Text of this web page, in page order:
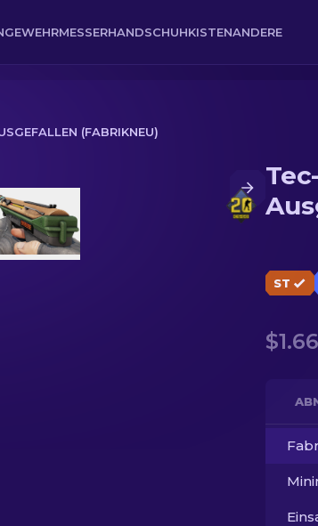
MESSERHANDSCHUHKISTENANDERE
(FABRIKNEU)
ST
$1.66